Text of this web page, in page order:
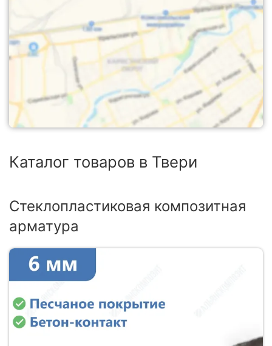
Каталог товаров в Твери
Стеклопластиковая композитная
арматура